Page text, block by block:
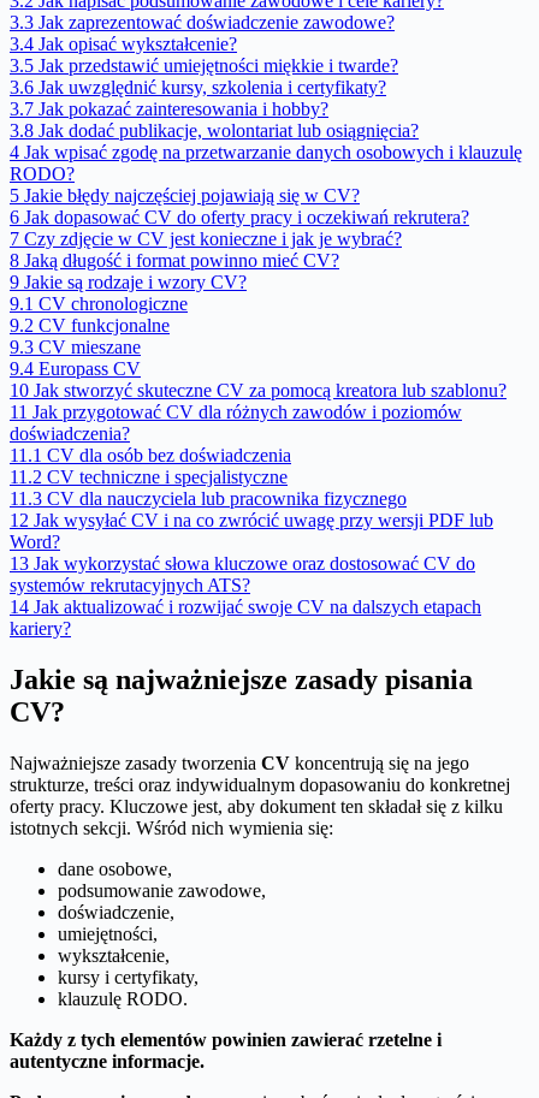
3.3 Jak zaprezentować doświadczenie zawodowe?
3.4 Jak opisać wykształcenie?
3.5 Jak przedstawić umiejętności miękkie i twarde?
3.6 Jak uwzględnić kursy, szkolenia i certyfikaty?
3.7 Jak pokazać zainteresowania i hobby?
3.8 Jak dodać publikacje, wolontariat lub osiągnięcia?
4 Jak wpisać zgodę na przetwarzanie danych osobowych i klauzulę
RODO?
5 Jakie błędy najczęściej pojawiają się w CV?
6 Jak dopasować CV do oferty pracy i oczekiwań rekrutera?
7 Czy zdjęcie w CV jest konieczne i jak je wybrać?
8 Jaką długość i format powinno mieć CV?
9 Jakie są rodzaje i wzory CV?
9.1 CV chronologiczne
9.2 CV funkcjonalne
9.3 CV mieszane
9.4 Europass CV
10 Jak stworzyć skuteczne CV za pomocą kreatora lub szablonu?
11 Jak przygotować CV dla różnych zawodów i poziomów
doświadczenia?
11.1 CV dla osób bez doświadczenia
11.2 CV techniczne i specjalistyczne
11.3 CV dla nauczyciela lub pracownika fizycznego
12 Jak wysyłać CV i na co zwrócić uwagę przy wersji PDF lub
Word?
13 Jak wykorzystać słowa kluczowe oraz dostosować CV do
systemów rekrutacyjnych ATS?
14 Jak aktualizować i rozwijać swoje CV na dalszych etapach
kariery?
Jakie są najważniejsze zasady pisania
CV?
Najważniejsze zasady tworzenia CV koncentrują się na jego
strukturze, treści oraz indywidualnym dopasowaniu do konkretnej
oferty pracy. Kluczowe jest, aby dokument ten składał się z kilku
istotnych sekcji. Wśród nich wymienia się:
dane osobowe,
podsumowanie zawodowe,
doświadczenie,
umiejętności,
wykształcenie,
kursy i certyfikaty,
klauzulę RODO.
Każdy z tych elementów powinien zawierać rzetelne i
autentyczne informacje.